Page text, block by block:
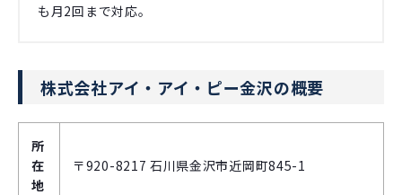
も月2回まで対応。
株式会社アイ・アイ・ピー金沢の概要
所
在
地
〒920-8217 石川県金沢市近岡町845-1